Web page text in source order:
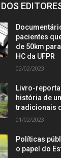
pacientes
de 50km
HC da UFPR
02/02/2023
Livro-
história de
tradicionais
01/02/2023
Políticas
o papel do